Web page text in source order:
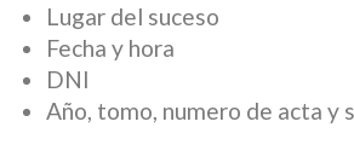
Lugar del suceso
Fecha y hora
DNI
Año, tomo, numero de acta y